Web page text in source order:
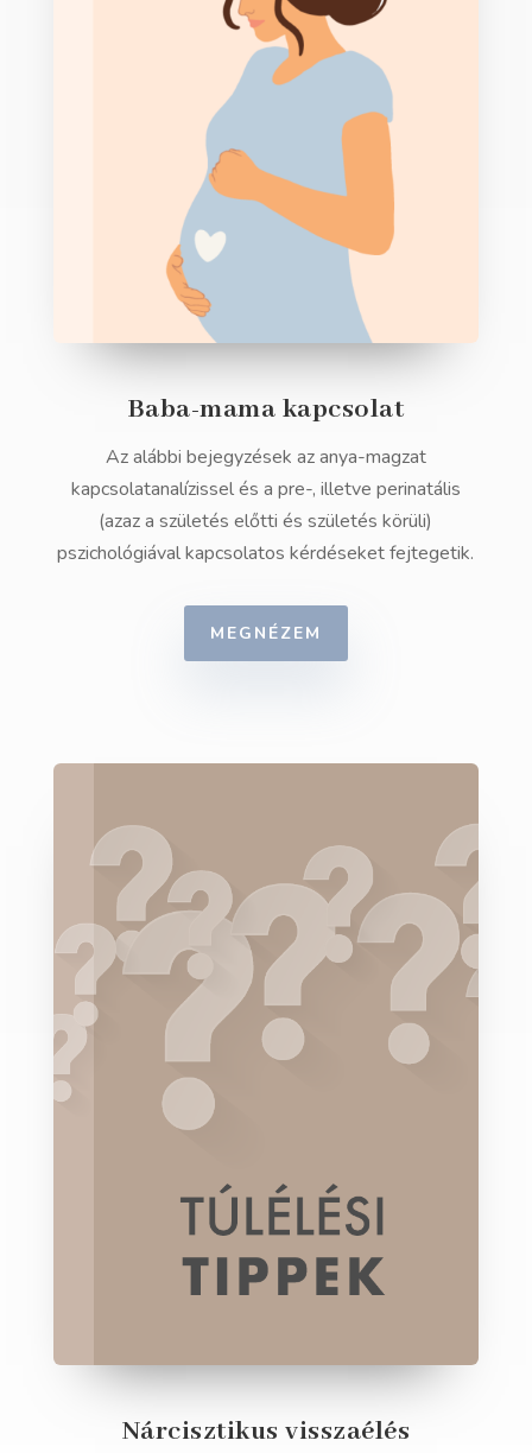
Baba-mama kapcsolat
Az alábbi bejegyzések az anya-magzat
kapcsolatanalízissel és a pre-, illetve perinatális
(azaz a születés előtti és születés körüli)
pszichológiával kapcsolatos kérdéseket fejtegetik.
MEGNÉZEM
Nárcisztikus visszaélés